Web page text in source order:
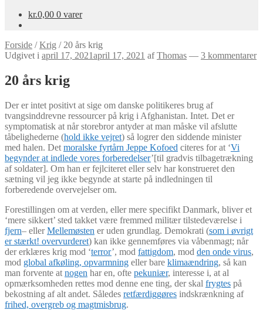
kr.0,00 0 varer
Forside /Krig / 20 års krig
Udgivet i april 17, 2021april 17, 2021 afThomas — 3 kommentarer
20 års krig
Der er intet positivt at sige om danske politikeres brug af
tvangsinddrevne ressourcer på krig i Afghanistan. Intet. Det er
symptomatisk at når storebror antyder at man måske vil afslutte
tåbelighederne (hold ikke vejret) så logrer den siddende minister
med halen. Det moralske fyrtårn Jeppe Kofoed citeres for at ‘Vi
begynder at indlede vores forberedelser’[til gradvis tilbagetrækning
af soldater]. Om han er fejlciteret eller selv har konstrueret den
sætning vil jeg ikke begynde at starte på indledningen til
forberedende overvejelser om.
Forestillingen om at verden, eller mere specifikt Danmark, bliver et
‘mere sikkert’ sted takket være fremmed militær tilstedeværelse i
fjern– ellerMellemøsten er uden grundlag. Demokrati (som i øvrigt
er stærkt! overvurderet) kan ikke gennemføres via våbenmagt; når
der erklæres krig mod ‘terror’, mod fattigdom, mod den onde virus,
mod global afkøling, opvarmning eller bare klimaændring, så kan
man forvente at nogen har en, ofte pekuniær, interesse i, at al
opmærksomheden rettes mod denne ene ting, der skal frygtes på
bekostning af alt andet. Således retfærdiggøres indskrænkning af
frihed, overgreb og magtmisbrug.